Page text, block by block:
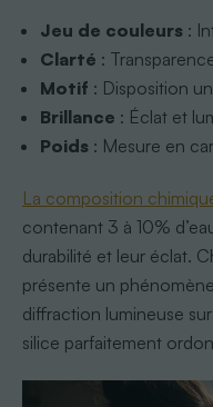
Jeu de couleurs :
Clarté :
Motif : Disposition
Brillance : Éclat et
Poids : Mesure en
La composition
contenant 3 à 10%
durabilité et leur éclat.
présente un
diffraction lumineuse
silice parfaitement